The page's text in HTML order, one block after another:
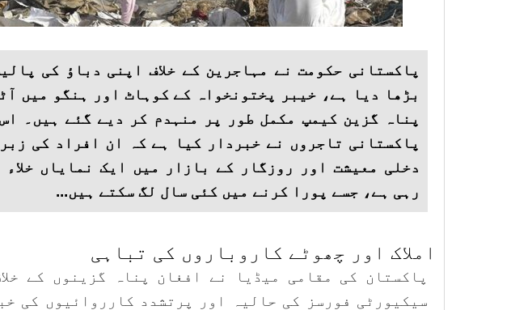
پاکستانی حکومت نے مہاجرین کے خلاف اپنی دباؤ کی
بڑھا دیا ہے، خیبر پختونخواہ کے کوہاٹ اور ہنگو میں
پناہ گزین کیمپ مکمل طور پر منہدم کر دیے گئے ہیں۔
پاکستانی تاجروں نے خبردار کیا ہے کہ ان افراد کی
دخلی معیشت اور روزگار کے بازار میں ایک نمایاں خلاء
رہی ہے، جسے پورا کرنے میں کئی سال لگ سکتے ہیں...
املاک اور چھوٹے کاروباروں کی تباہی
پاکستان کی مقامی میڈیا نے افغان پناہ گزینوں کے
سیکیورٹی فورسز کی حالیہ اور پرتشدد کارروائیوں کی